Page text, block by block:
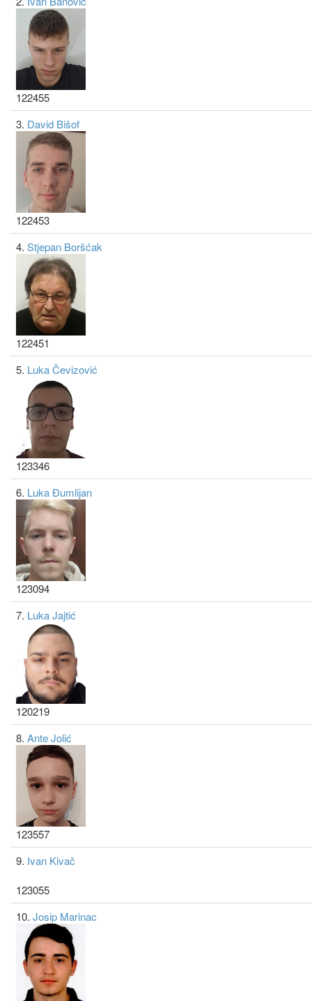
122455
3. David Bišof
122453
4. Stjepan Boršćak
122451
5. Luka Čevizović
123346
6. Luka Đumlijan
123094
7. Luka Jajtić
120219
8. Ante Jolić
123557
9. Ivan Kivač
123055
10. Josip Marinac